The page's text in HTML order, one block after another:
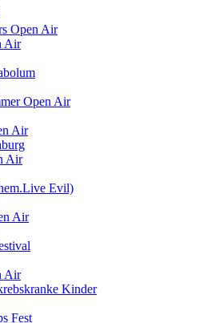
Open Air
Air
Open Air
Air
Air
Evil)
Air
Air
Kinder
Fest